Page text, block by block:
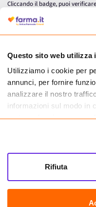
Questo sito web utilizza
Utilizziamo i cookie per
annunci, per fornire
analizzare il nostro
informazioni sul modo in
partner che si occupano
informazioni che hai
tuo utilizzo dei loro
Rifiuta
Cliccando il badge, puoi
autorizzata dal Ministero della
medicinali.
Farma.it S.a.s. P. IVA 07417261216
CREDITS
Sede legale Via delle Repubbliche